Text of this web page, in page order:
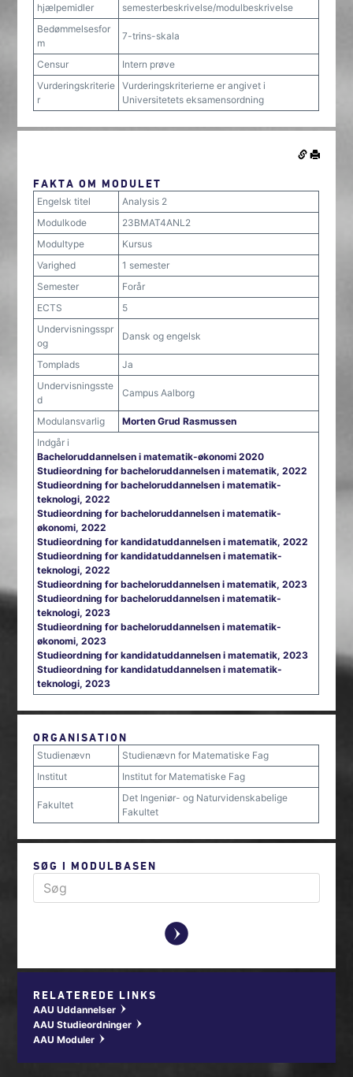
hjælpemidler
semesterbeskrivelse/modulbeskrivelse
Bedømmelsesfor
m
7-trins-skala
Censur
Intern prøve
Vurderingskriterie
r
Vurderingskriterierne er angivet i
Universitetets eksamensordning
FAKTA OM MODULET
Engelsk titel
Analysis 2
Modulkode
23BMAT4ANL2
Modultype
Kursus
Varighed
1 semester
Semester
Forår
ECTS
5
Undervisningsspr
og
Dansk og engelsk
Tomplads
Ja
Undervisningsste
d
Campus Aalborg
Modulansvarlig
Morten Grud Rasmussen
Indgår i
Bacheloruddannelsen i matematik-økonomi 2020
Studieordning for bacheloruddannelsen i matematik, 2022
Studieordning for bacheloruddannelsen i matematik-
teknologi, 2022
Studieordning for bacheloruddannelsen i matematik-
økonomi, 2022
Studieordning for kandidatuddannelsen i matematik, 2022
Studieordning for kandidatuddannelsen i matematik-
teknologi, 2022
Studieordning for bacheloruddannelsen i matematik, 2023
Studieordning for bacheloruddannelsen i matematik-
teknologi, 2023
Studieordning for bacheloruddannelsen i matematik-
økonomi, 2023
Studieordning for kandidatuddannelsen i matematik, 2023
Studieordning for kandidatuddannelsen i matematik-
teknologi, 2023
ORGANISATION
Studienævn
Studienævn for Matematiske Fag
Institut
Institut for Matematiske Fag
Fakultet
Det Ingeniør- og Naturvidenskabelige
Fakultet
SØG I MODULBASEN
y
RELATEREDE LINKS
AAU Uddannelser w
AAU Studieordninger w
AAU Moduler w